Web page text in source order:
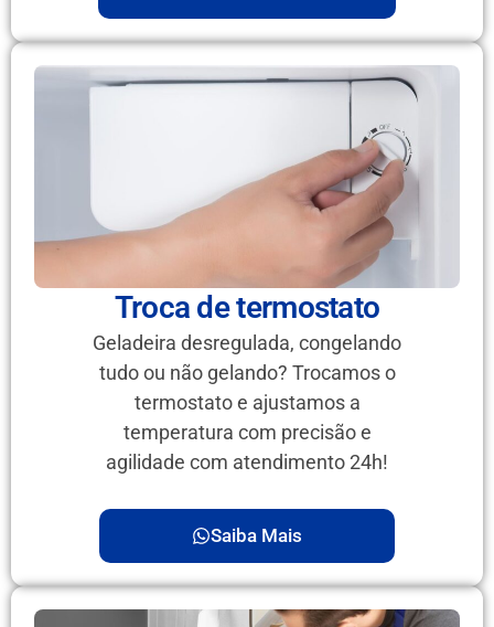
Troca de termostato
Geladeira desregulada, congelando
tudo ou não gelando? Trocamos o
termostato e ajustamos a
temperatura com precisão e
agilidade com atendimento 24h!
Saiba Mais